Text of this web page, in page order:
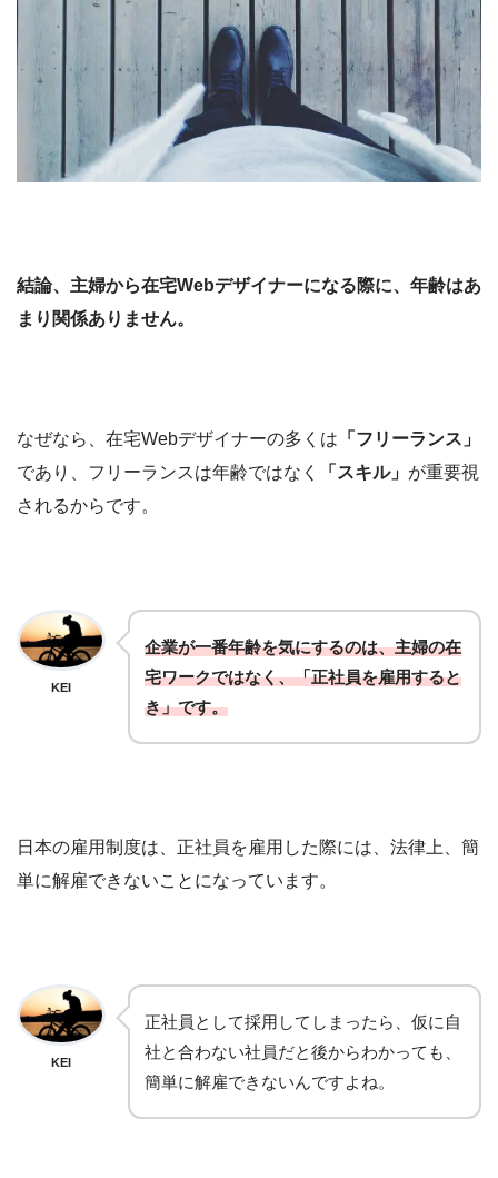
結論、主婦から在宅Webデザイナーになる際に、年齢はあ
まり関係ありません。
なぜなら、在宅Webデザイナーの多くは 「フリーランス」
であり、フリーランスは年齢ではなく
「スキル」 が重要視
されるからです。
KEI
企業が一番年齢を気にするのは、主婦の在
宅ワークではなく、「正社員を雇用すると
き」です。
日本の雇用制度は、正社員を雇用した際には、法律上、簡
単に解雇できないことになっています。
KEI
正社員として採用してしまったら、仮に自
社と合わない社員だと後からわかっても、
簡単に解雇できないんですよね。